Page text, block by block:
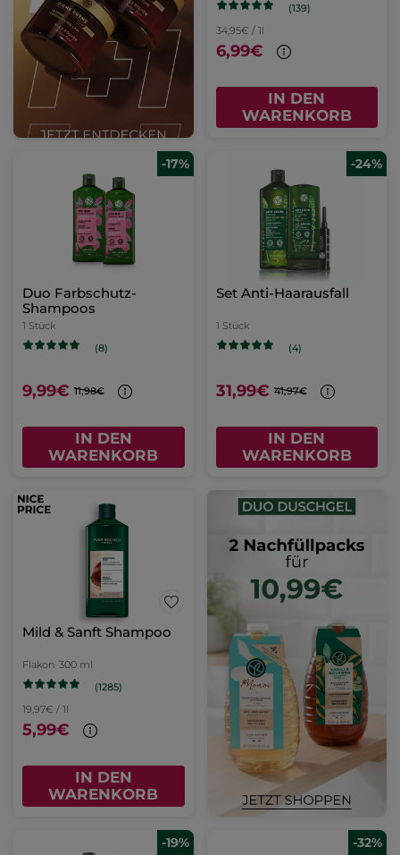
(139)
34,95€ / 1l
6,99€
IN DEN
WARENKORB
-17%
Duo Farbschutz-
Shampoos
1 Stück
(8)
9,99€ 11,98€
IN DEN
WARENKORB
-24%
Set Anti-Haarausfall
1 Stück
(4)
31,99€ 41,97€
IN DEN
WARENKORB
Mild & Sanft Shampoo
Flakon 300 ml
(1285)
19,97€ / 1l
5,99€
IN DEN
WARENKORB
-19% -32%